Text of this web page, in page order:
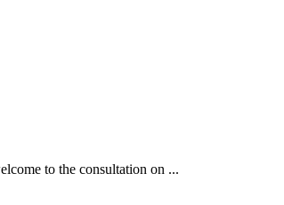
to the consultation on ...